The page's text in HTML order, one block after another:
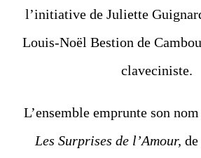
l’initiative de Juliette
Louis-Noël Bestion de
claveciniste.
L’ensemble emprunte son
Les Surprises de l’Amour,